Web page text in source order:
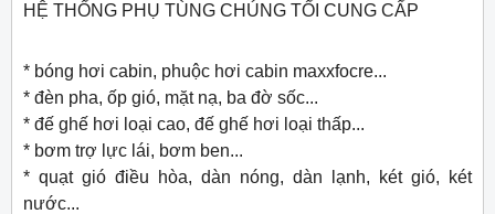
HỆ THỐNG PHỤ TÙNG CHÚNG TỐI CUNG CẤP
* bóng hơi cabin, phuộc hơi cabin maxxfocre...
* đèn pha, ốp gió, mặt nạ, ba đờ sốc...
* đế ghế hơi loại cao, đế ghế hơi loại thấp...
* bơm trợ lực lái, bơm ben...
* quạt gió điều hòa, dàn nóng, dàn lạnh, két gió, két
nước...